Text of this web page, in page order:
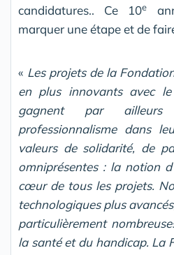
candidatures.. Ce 10e
marquer une étape et de
« Les projets de la
en plus innovants avec
gagnent par
professionnalisme dans
valeurs de solidarité, de
omniprésentes : la notion
cœur de tous les projets.
technologiques plus
particulièrement
la santé et du handicap. La